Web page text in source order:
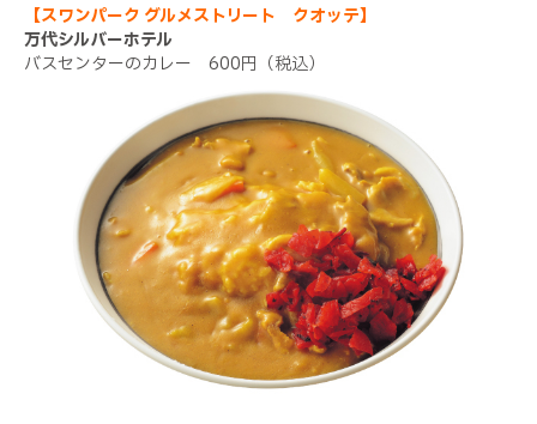
【スワンパーク グルメストリート クオッテ】
万代シルバーホテル
バスセンターのカレー 600円（税込）